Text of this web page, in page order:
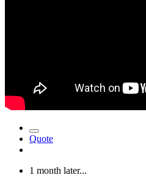
Quote
1 month later...